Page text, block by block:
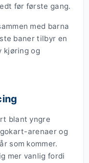
før første gang.
med barna
baner tilbyr en
kjøring og
blant yngre
arenaer og
som kommer.
mer vanlig fordi